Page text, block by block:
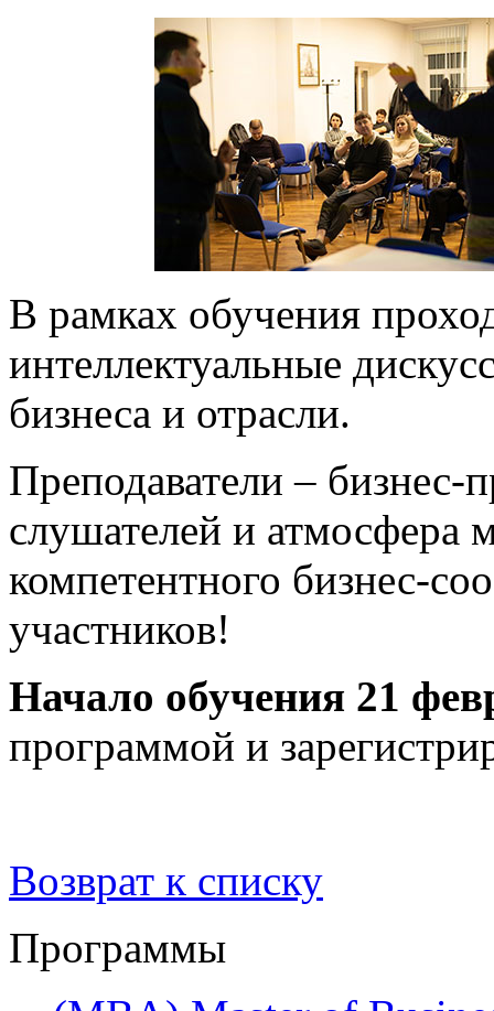
В рамках обучения
интеллектуальные
бизнеса и отрасли.
Преподаватели – бизнес-
слушателей и атмосфера
компетентного бизнес-
участников!
Начало обучения 21
программой и
Возврат к списку
Программы